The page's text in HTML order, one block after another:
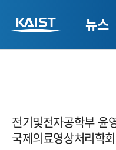
뉴스
전기및전자공학부 윤
국제의료영상처리학